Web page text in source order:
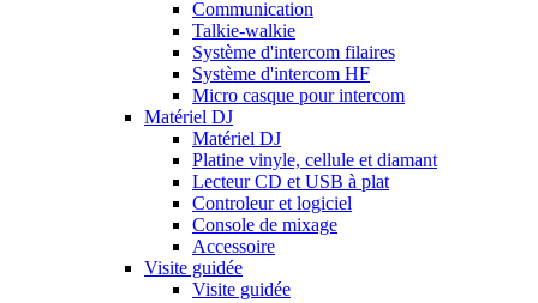
Communication
Talkie-walkie
Système d'intercom filaires
Système d'intercom HF
Micro casque pour intercom
Matériel DJ
Matériel DJ
Platine vinyle, cellule et diamant
Lecteur CD et USB à plat
Controleur et logiciel
Console de mixage
Accessoire
Visite guidée
Visite guidée